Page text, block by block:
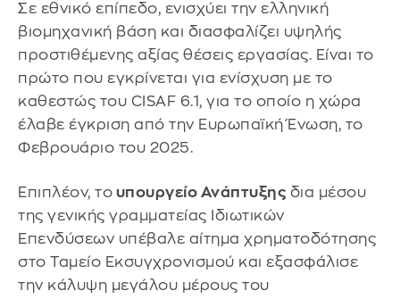
Σε εθνικό επίπεδο, ενισχύει την ελληνική
βιομηχανική βάση και διασφαλίζει υψηλής
προστιθέμενης αξίας θέσεις εργασίας. Είναι το
πρώτο που εγκρίνεται για ενίσχυση με το
καθεστώς του CISAF 6.1, για το οποίο η χώρα
έλαβε έγκριση από την Ευρωπαϊκή Ένωση, το
Φεβρουάριο του 2025.
Επιπλέον, το υπουργείο Ανάπτυξης δια μέσου
της γενικής γραμματείας Ιδιωτικών
Επενδύσεων υπέβαλε αίτημα χρηματοδότησης
στο Ταμείο Εκσυγχρονισμού και εξασφάλισε
την κάλυψη μεγάλου μέρους του